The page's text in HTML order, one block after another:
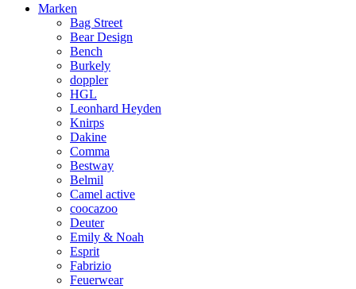
Marken
Bag Street
Bear Design
Bench
Burkely
doppler
HGL
Leonhard Heyden
Knirps
Dakine
Comma
Bestway
Belmil
Camel active
coocazoo
Deuter
Emily & Noah
Esprit
Fabrizio
Feuerwear